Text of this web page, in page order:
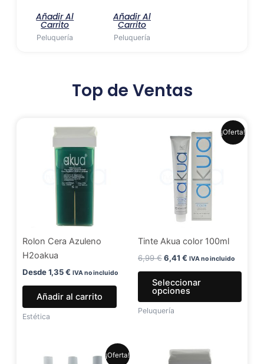
Añadir Al
Carrito
Peluquería
Añadir Al
Carrito
Peluquería
Top de Ventas
Rolon Cera Azuleno
H2oakua
Desde1,35€ IVA no incluido
Añadir al carrito
Estética
¡Oferta!
Tinte Akua color 100ml
6,99€
precio
original
era:
6,99 €.
6,41 €
precio
actual
es:
6,41 €.
IVA no incluido
Seleccionar
opciones
Este
en
Peluquería
¡Oferta!
precio
Este